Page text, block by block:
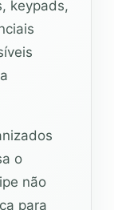
keypads,
o
não
para